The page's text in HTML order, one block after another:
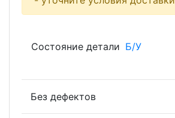
Состояние детали Б/У
Без дефектов